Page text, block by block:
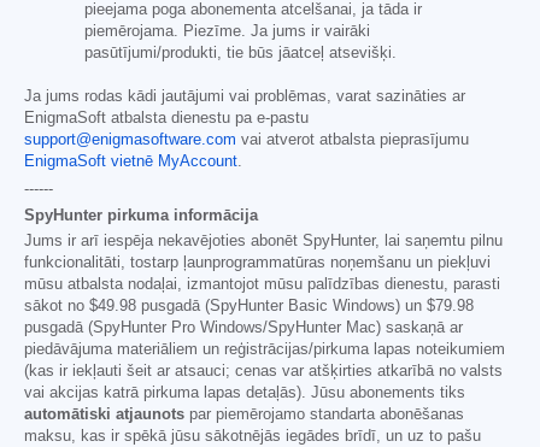
pieejama poga abonementa atcelšanai, ja tāda ir
piemērojama. Piezīme. Ja jums ir vairāki
pasūtījumi/produkti, tie būs jāatceļ atsevišķi.
Ja jums rodas kādi jautājumi vai problēmas, varat sazināties ar
EnigmaSoft atbalsta dienestu pa e-pastu
support@enigmasoftware.com vai atverot atbalsta pieprasījumu
EnigmaSoft vietnē MyAccount.
------
SpyHunter pirkuma informācija
Jums ir arī iespēja nekavējoties abonēt SpyHunter, lai saņemtu pilnu
funkcionalitāti, tostarp ļaunprogrammatūras noņemšanu un piekļuvi
mūsu atbalsta nodaļai, izmantojot mūsu palīdzības dienestu, parasti
sākot no $49.98 pusgadā (SpyHunter Basic Windows) un $79.98
pusgadā (SpyHunter Pro Windows/SpyHunter Mac) saskaņā ar
piedāvājuma materiāliem un reģistrācijas/pirkuma lapas noteikumiem
(kas ir iekļauti šeit ar atsauci; cenas var atšķirties atkarībā no valsts
vai akcijas katrā pirkuma lapas detaļās). Jūsu abonements tiks
automātiski atjaunots par piemērojamo standarta abonēšanas
maksu, kas ir spēkā jūsu sākotnējās iegādes brīdī, un uz to pašu